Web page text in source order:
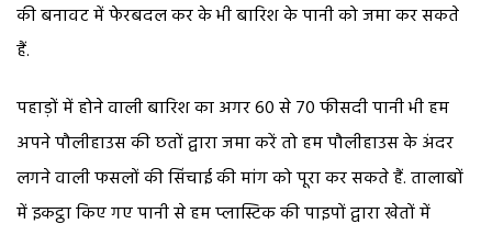
की बनावट में फेरबदल कर के भी बारिश के पानी को जमा कर सकते
हैं.
पहाड़ों में होने वाली बारिश का अगर 60 से 70 फीसदी पानी भी हम
अपने पौलीहाउस की छतों द्वारा जमा करें तो हम पौलीहाउस के अंदर
लगने वाली फसलों की सिंचाई की मांग को पूरा कर सकते हैं. तालाबों
में इकट्ठा किए गए पानी से हम प्लास्टिक की पाइपों द्वारा खेतों में